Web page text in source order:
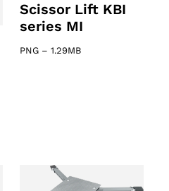
Scissor Lift KBI
series MI
PNG – 1.29MB